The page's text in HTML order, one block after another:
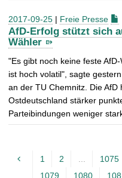
2017-09-25 | Freie Presse
AfD-Erfolg stützt sich
Wähler
"Es gibt noch keine feste
ist hoch volatil", sagte
an der TU Chemnitz. Die AfD
Ostdeutschland stärker
Parteibindungen weniger
1 2 ... 1075
1079 1080